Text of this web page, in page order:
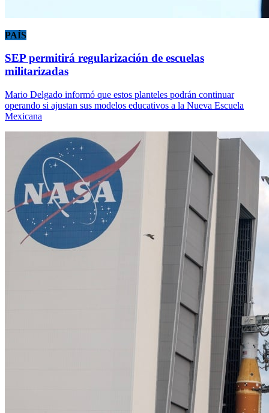
PAÍS
SEP permitirá regularización de escuelas
militarizadas
Mario Delgado informó que estos planteles podrán continuar
operando si ajustan sus modelos educativos a la Nueva Escuela
Mexicana